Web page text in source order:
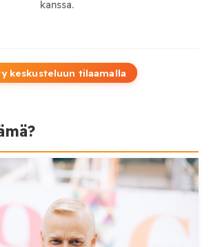
kanssa.
keskusteluun tilaamalla